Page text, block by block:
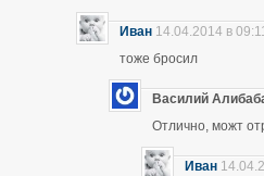
Иван 14.04.2014 в 09:11
тоже бросил
Василий
Отлично, можт
Иван